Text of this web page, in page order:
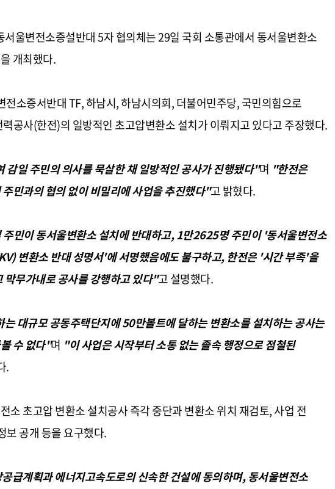
울변전소증설반대 5자 협의체는 29일 국회 소통관에서 동서울변환소
개최했다.
전소증서반대 TF, 하남시, 하남시의회, 더불어민주당, 국민의힘으로
공사(한전)의 일방적인 초고압변환소 설치가 이뤄지고 있다고 주장했다.
감일 주민의 의사를 묵살한 채 일방적인 공사가 진행됐다"며 "한전은
민과의 협의 없이 비밀리에 사업을 추진했다"고 밝혔다.
민이 동서울변환소 설치에 반대하고, 1만2625명 주민이 '동서울변전소
변환소 반대 성명서'에 서명했음에도 불구하고, 한전은 '시간 부족'을
막무가내로 공사를 강행하고 있다"고 설명했다.
대규모 공동주택단지에 50만볼트에 달하는 변환소를 설치하는 공사는
수 없다"며 "이 사업은 시작부터 소통 없는 졸속 행정으로 점철된
.
소 초고압 변환소 설치공사 즉각 중단과 변환소 위치 재검토, 사업 전
보 공개 등을 요구했다.
급계획과 에너지고속도로의 신속한 건설에 동의하며, 동서울변전소